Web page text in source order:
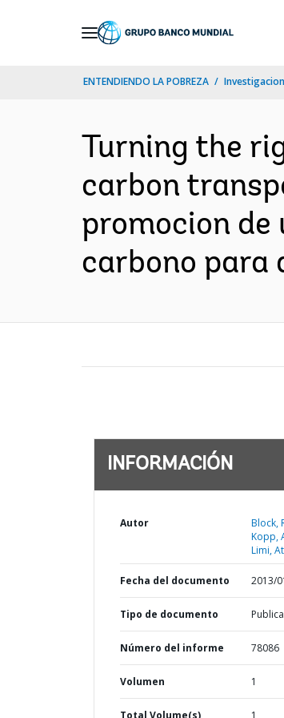
ENTENDIENDO LA POBREZA
Turning the
carbon
promocion de
carbono para
INFORMACIÓN
Autor
Block,
Kopp,
Limi,
Fecha del documento 2013/
Tipo de documento
Número del informe 78086
Volumen 1
Total Volume(s) 1